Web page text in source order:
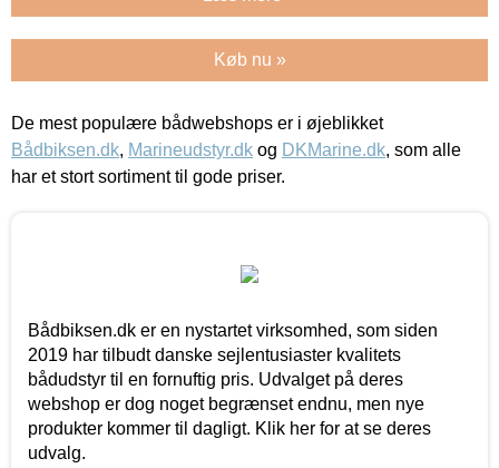
Køb nu »
De mest populære bådwebshops er i øjeblikket
Bådbiksen.dk, Marineudstyr.dk og DKMarine.dk, som alle
har et stort sortiment til gode priser.
Bådbiksen.dk er en nystartet virksomhed, som siden
2019 har tilbudt danske sejlentusiaster kvalitets
bådudstyr til en fornuftig pris. Udvalget på deres
webshop er dog noget begrænset endnu, men nye
produkter kommer til dagligt. Klik her for at se deres
udvalg.